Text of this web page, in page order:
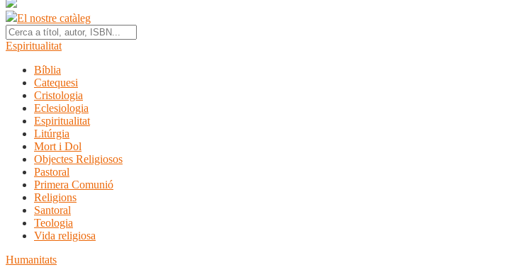
El nostre catàleg
Espiritualitat
Bíblia
Catequesi
Cristologia
Eclesiologia
Espiritualitat
Litúrgia
Mort i Dol
Objectes Religiosos
Pastoral
Primera Comunió
Religions
Santoral
Teologia
Vida religiosa
Humanitats